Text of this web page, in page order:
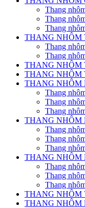
Thang
Thang
Thang
THANG NHÔM
Thang
Thang
THANG NHÔM
THANG NHÔM
THANG NHÔM
Thang
Thang
Thang
THANG NHÔM
Thang
Thang
Thang
THANG NHÔM
Thang
Thang
Thang
THANG NHÔM
THANG NHÔM